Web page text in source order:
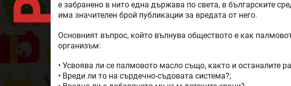
е забранено в нито една държава по света, в българските
има значителен брой публикации за вредата от него.
Основният въпрос, който вълнува обществото е как
организъм:
• Усвоява ли се палмовото масло също, както и останалите
• Вреди ли то на сърдечно-съдовата система?;